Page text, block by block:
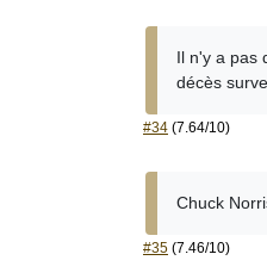
Il n'y a pas
décès
#34 (7.64/10)
Chuck
#35 (7.46/10)